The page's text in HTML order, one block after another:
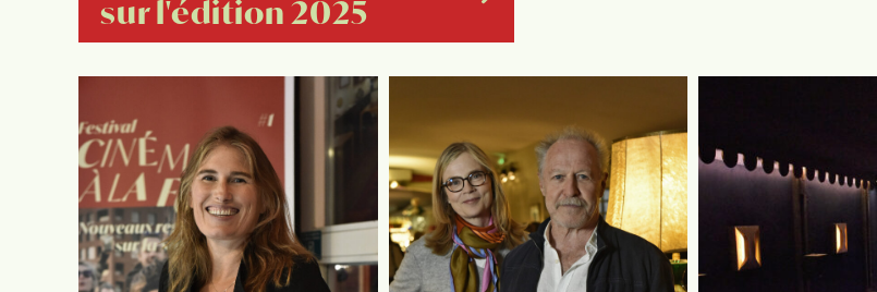
sur l'édition 2025